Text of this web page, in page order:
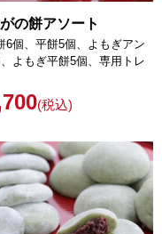
の餅アソート
6個、平餅5個、よもぎアン
よもぎ平餅5個、専用トレ
(税込)